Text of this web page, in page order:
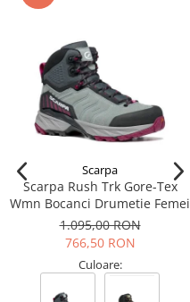
Scarpa
Scarpa Rush Trk Gore-Tex
Wmn Bocanci Drumetie Femei
1.095,00 RON
766,50 RON
Culoare: